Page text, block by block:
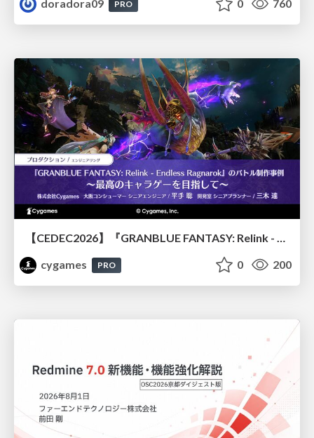
doradora09
PRO 0 760
【CEDEC2026】『GRANBLUE FANTASY: Relink - Endless Ragnarok』のバトル制作事例 ～最高のキャラゲーを目指して～
cygames
PRO 0 200